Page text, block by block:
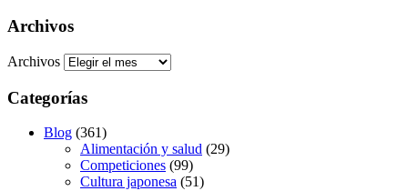
Archivos
Archivos
Categorías
Blog (361)
Alimentación y salud (29)
Competiciones (99)
Cultura japonesa (51)